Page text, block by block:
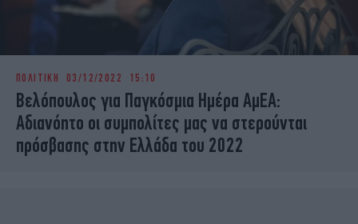
ΠΟΛΙΤΙΚΗ 03/12/2022 15:10
Βελόπουλος για Παγκόσμια Ημέρα ΑμΕΑ:
Αδιανόητο οι συμπολίτες μας να στερούνται
πρόσβασης στην Ελλάδα του 2022